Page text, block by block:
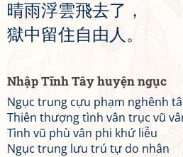
晴雨浮雲飛去了 ，
獄中留住自由 人 。
Nhập Tĩnh Tây huyện ngục
Ngục trung cựu phạm nghênh
Thiên thượng tình vân trục vũ
Tình vũ phù vân phi khứ liễu
Ngục trung lưu trú tự do nhân